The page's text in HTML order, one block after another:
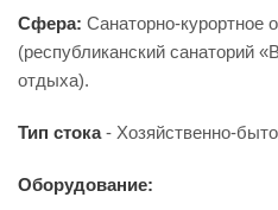
Сфера: Санаторно-курортное
(республиканский санаторий
отдыха).
Тип стока- Хозяйственно-
Оборудование: